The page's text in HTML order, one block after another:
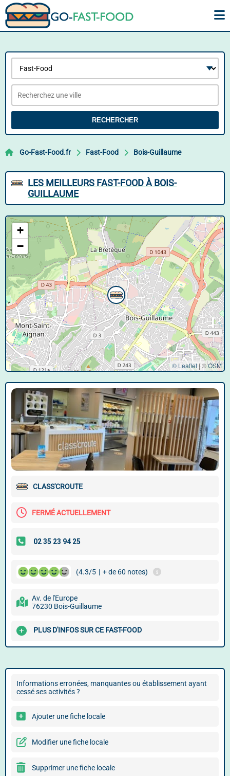
RECHERCHER
Go-Fast-Food.fr Fast-Food Bois-Guillaume
LES MEILLEURS FAST-FOOD À BOIS-
GUILLAUME
+
−
© Leaflet | ©OSM
CLASS'CROUTE
FERMÉ ACTUELLEMENT
(4.3/5 | + de 60 notes)
Av. de l'Europe
76230 Bois-Guillaume
PLUS D'INFOS SUR CE FAST-FOOD
Informations erronées, manquantes ou établissement ayant
cessé ses activités ?
Ajouter une fiche locale
Modifier une fiche locale
Supprimer une fiche locale